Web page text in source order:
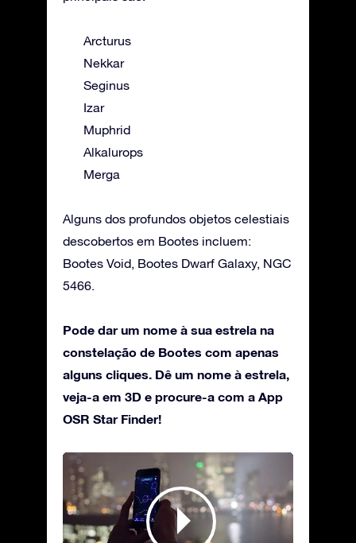
Arcturus
Nekkar
Seginus
Izar
Muphrid
Alkalurops
Merga
Alguns dos profundos objetos celestiais
descobertos em Bootes incluem:
Bootes Void, Bootes Dwarf Galaxy, NGC
5466.
Pode dar um nome à sua estrela na
constelação de Bootes com apenas
alguns cliques. Dê um nome à estrela,
veja-a em 3D e procure-a com a App
OSR Star Finder!